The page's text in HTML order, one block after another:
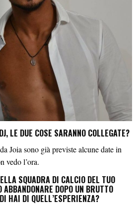
LE DUE COSE SARANNO COLLEGATE?
Joia sono già previste alcune date in
vedo l’ora.
SQUADRA DI CALCIO DEL TUO
ABBANDONARE DOPO UN BRUTTO
HAI DI QUELL’ESPERIENZA?